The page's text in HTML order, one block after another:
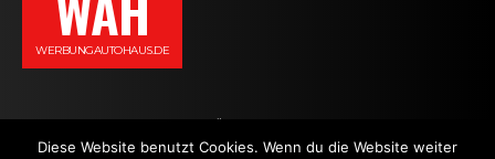
WERBUNGAUTOHAUS.DE
AGB DATENSCHUTZERKLÄRUNG
Diese Website benutzt Cookies. Wenn du die Website weiter